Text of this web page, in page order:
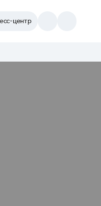
центр